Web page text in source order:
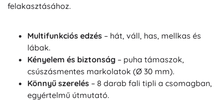
felakasztásához.
Multifunkciós edzés – hát, váll, has, mellkas és
lábak.
Kényelem és biztonság – puha támaszok,
csúszásmentes markolatok (Ø 30 mm).
Könnyű szerelés – 8 darab fali tipli a csomagban,
egyértelmű útmutató.